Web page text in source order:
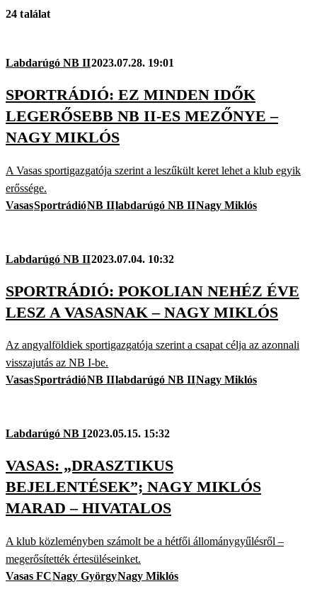
24 találat
Labdarúgó NB II2023.07.28. 19:01
SPORTRÁDIÓ: EZ MINDEN IDŐK
LEGERŐSEBB NB II-ES MEZŐNYE –
NAGY MIKLÓS
A Vasas sportigazgatója szerint a leszűkült keret lehet a klub egyik
erőssége.
VasasSportrádióNB IIlabdarúgó NB IINagy Miklós
Labdarúgó NB II2023.07.04. 10:32
SPORTRÁDIÓ: POKOLIAN NEHÉZ ÉVE
LESZ A VASASNAK – NAGY MIKLÓS
Az angyalföldiek sportigazgatója szerint a csapat célja az azonnali
visszajutás az NB I-be.
VasasSportrádióNB IIlabdarúgó NB IINagy Miklós
Labdarúgó NB I2023.05.15. 15:32
VASAS: „DRASZTIKUS
BEJELENTÉSEK”; NAGY MIKLÓS
MARAD – HIVATALOS
A klub közleményben számolt be a hétfői állománygyűlésről –
megerősítették értesüléseinket.
Vasas FCNagy GyörgyNagy Miklós